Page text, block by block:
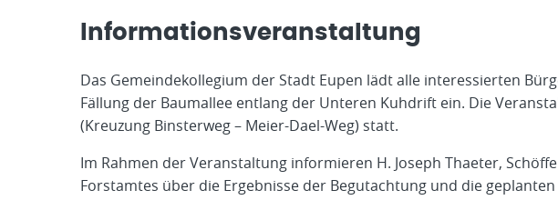
Informationsveranstaltung
Das Gemeindekollegium der Stadt Eupen lädt alle interessierten
Fällung der Baumallee entlang der Unteren Kuhdrift ein. Die
(Kreuzung Binsterweg – Meier-Dael-Weg) statt.
Im Rahmen der Veranstaltung informieren H. Joseph Thaeter,
Forstamtes über die Ergebnisse der Begutachtung und die